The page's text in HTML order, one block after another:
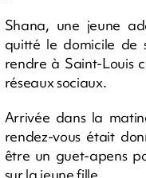
Shana, une jeune
quitté le domicile de
rendre à Saint-Louis
réseaux sociaux.
Arrivée dans la
rendez-vous était
être un guet-apens
sur la jeune fille.